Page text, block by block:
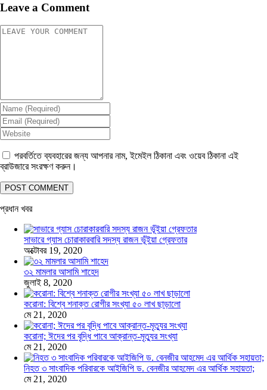
Leave a Comment
পরবর্তিতে ব্যবহারের জন্য আপনার নাম, ইমেইল ঠিকানা এবং ওয়েব ঠিকানা এই
ব্রাউজারে সংরক্ষণ করুন।
প্রধান খবর
সাভারে গ্যাস চোরাকারবারি সদস্য রাজন ভূঁইয়া গ্রেফতার
অক্টোবর 19, 2020
৩২ মামলার আসামি শাহেদ
জুলাই 8, 2020
করোনা: বিশ্বে শনাক্ত রোগীর সংখ্যা ৫০ লাখ ছাড়ালো
মে 21, 2020
করোনা; ঈদের পর বৃদ্ধি পাবে আক্রান্ত-মৃত্যুর সংখ্যা
মে 21, 2020
নিহত ৩ সাংবাদিক পরিবারকে আইজিপি ড. বেনজীর আহমেদ এর আর্থিক সহায়তা;
মে 21, 2020